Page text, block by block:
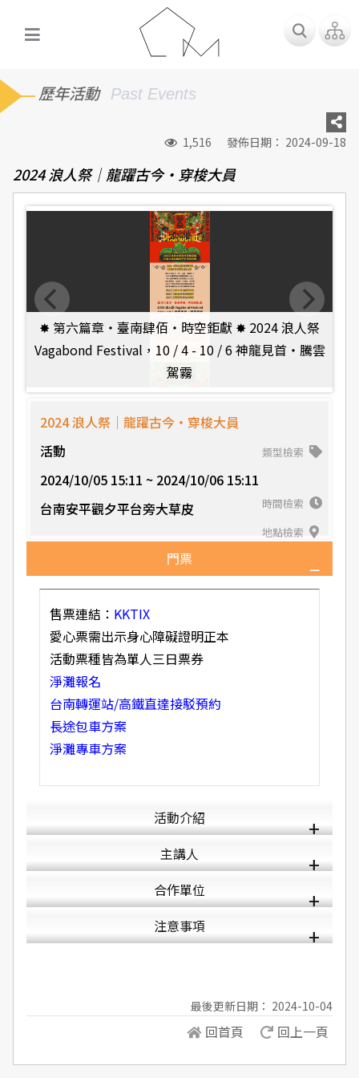
歷年活動 Past Events
1,516 發佈日期： 2024-09-18
2024 浪人祭｜龍躍古今・穿梭大員​
✸ 第六篇章・臺南肆佰・時空鉅獻 ✸ 2024 浪人祭
Vagabond Festival，10 / 4 - 10 / 6 神龍見首・騰雲
駕霧
2024 浪人祭｜龍躍古今・穿梭大員​
活動
類型檢索
2024/10/05 15:11 ~ 2024/10/06 15:11
時間檢索
台南安平觀夕平台旁大草皮
地點檢索
門票
售票連結： KKTIX
愛心票需出示身心障礙證明正本​
活動票種皆為單人三日票券​
淨灘報名
台南轉運站/高鐵直達接駁預約
長途包車方案
淨灘專車方案
活動介紹
主講人
合作單位
注意事項
最後更新日期： 2024-10-04
回首頁 回上一頁